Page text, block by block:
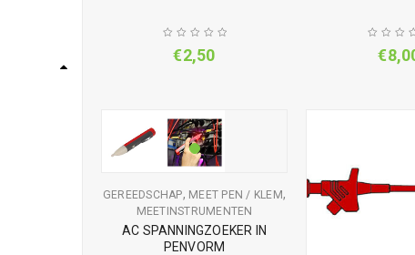
€2,50 €
GEREEDSCHAP, MEET PEN / KLEM,
MEETINSTRUMENTEN
AC SPANNINGZOEKER IN
PENVORM